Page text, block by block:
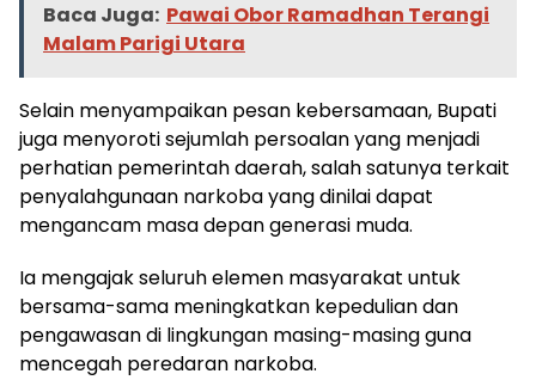
Baca Juga: Pawai Obor Ramadhan Terangi
Malam Parigi Utara
Selain menyampaikan pesan kebersamaan, Bupati
juga menyoroti sejumlah persoalan yang menjadi
perhatian pemerintah daerah, salah satunya terkait
penyalahgunaan narkoba yang dinilai dapat
mengancam masa depan generasi muda.
Ia mengajak seluruh elemen masyarakat untuk
bersama-sama meningkatkan kepedulian dan
pengawasan di lingkungan masing-masing guna
mencegah peredaran narkoba.